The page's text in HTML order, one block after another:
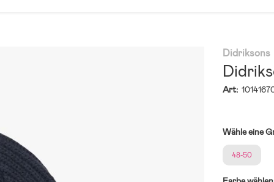
Didriksons
Art:
Wähle eine
48-50